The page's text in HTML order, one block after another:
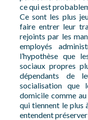
ce qui est
Ce sont les plus
faire entrer leur
rejoints par les
employés
l’hypothèse que
sociaux propres
dépendants de
socialisation que
domicile comme
qui tiennent le plus
entendent